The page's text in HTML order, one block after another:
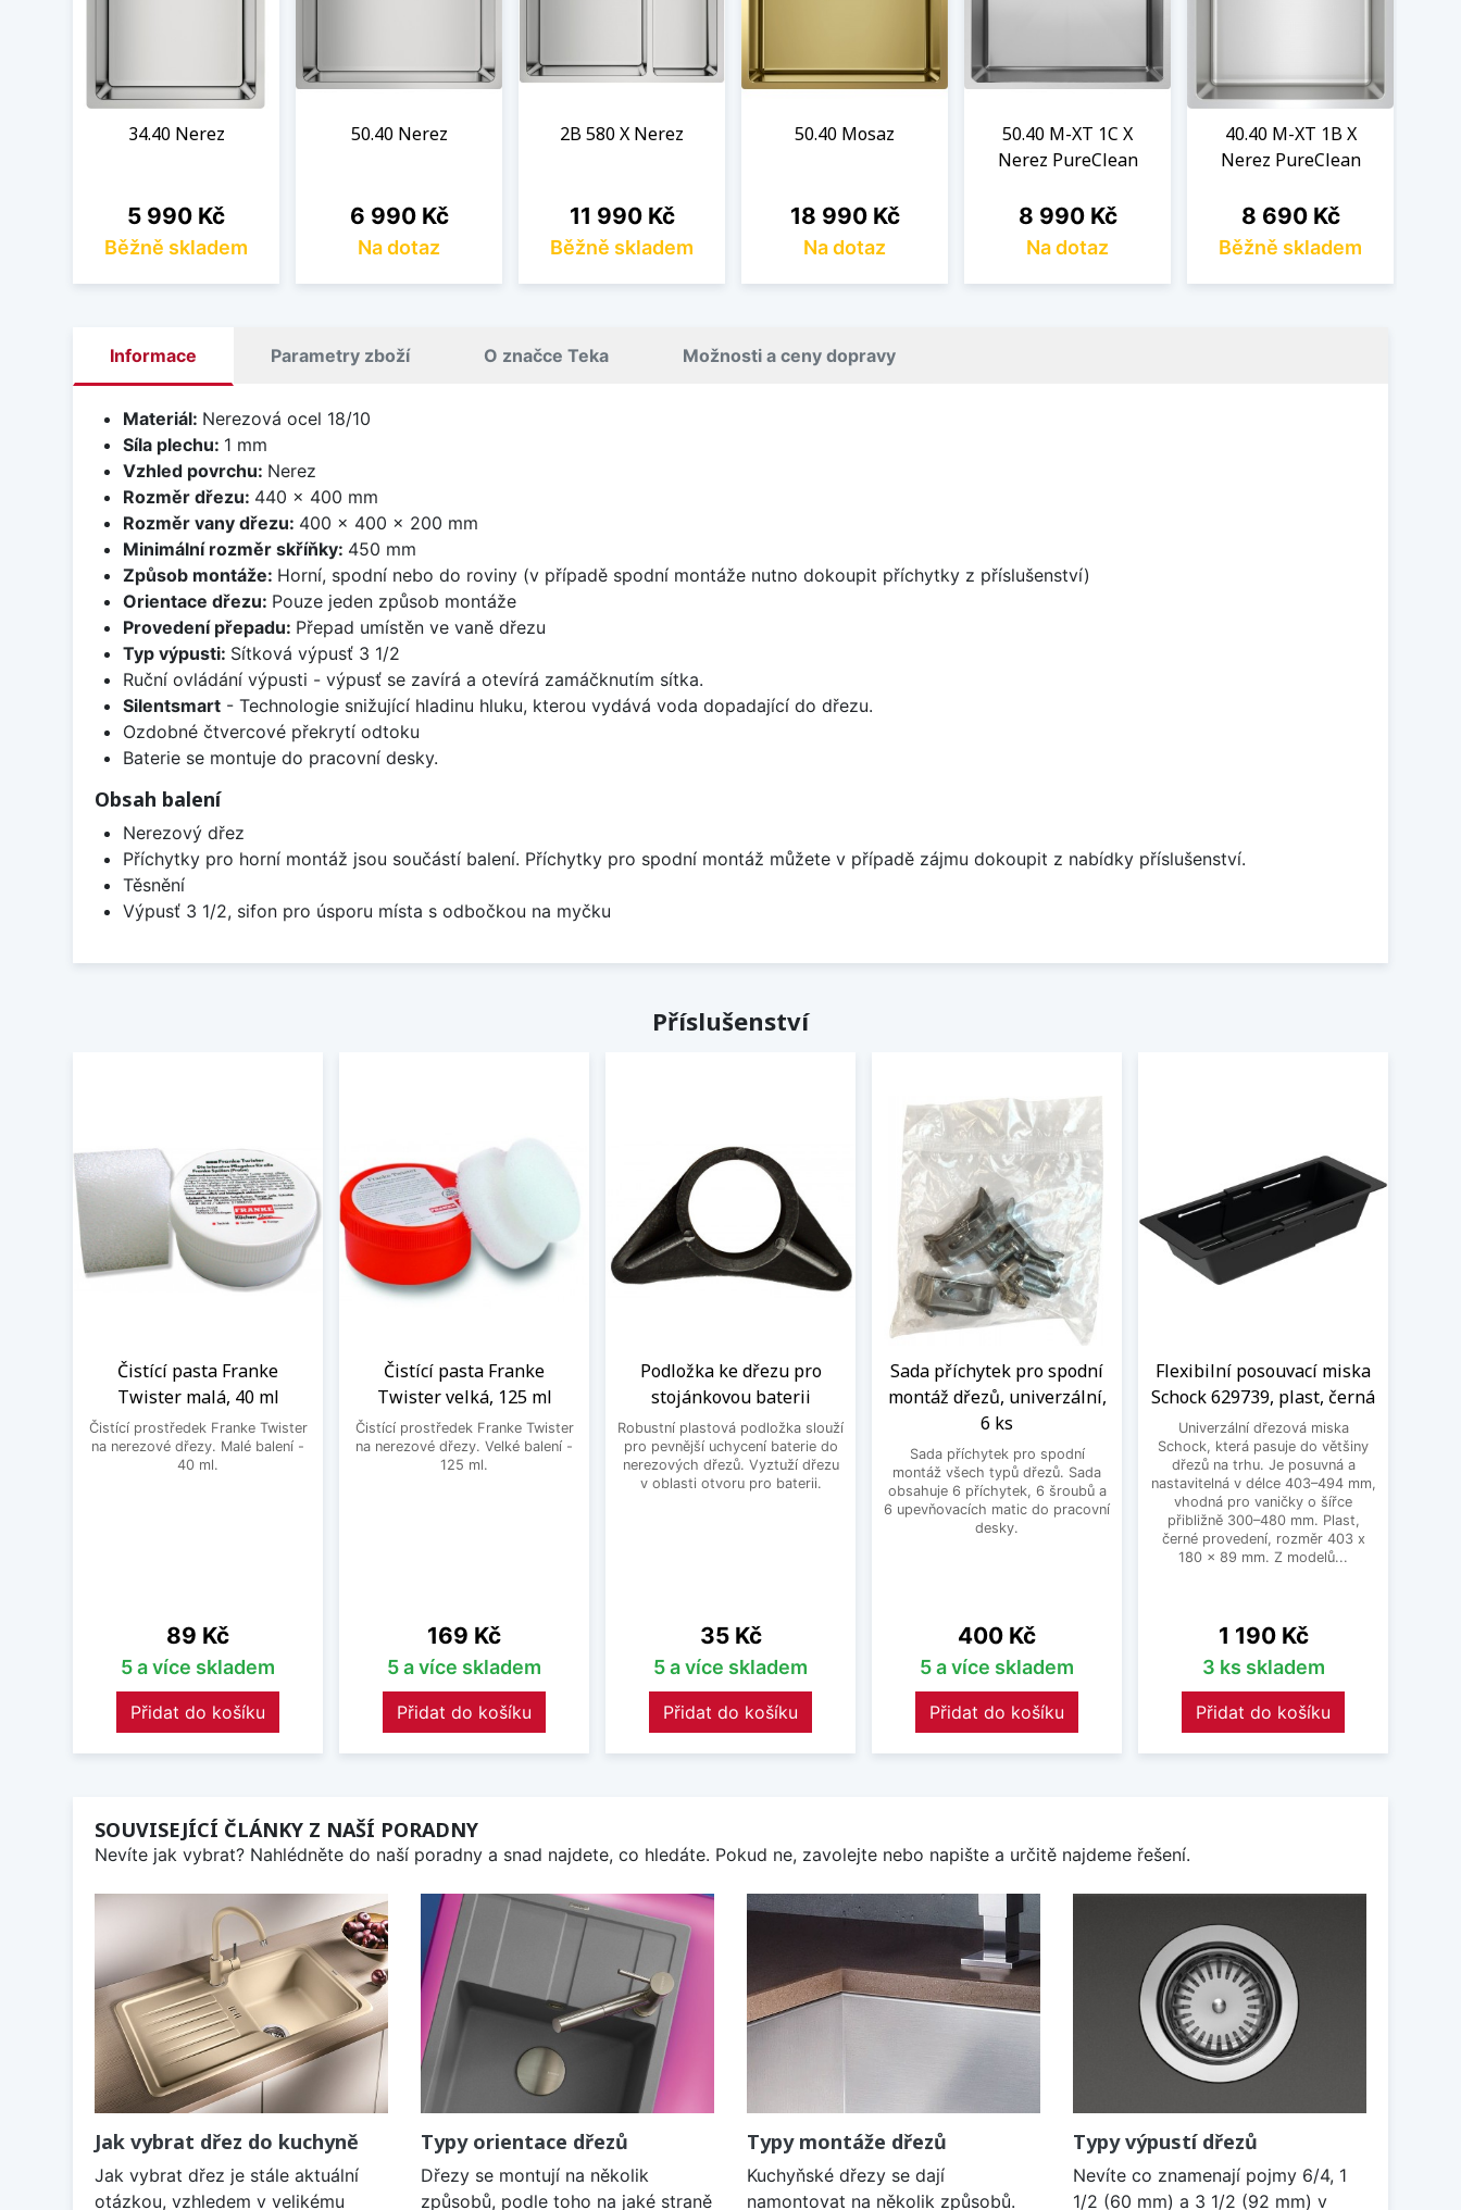
34.40 Nerez
Cena
5 990 Kč
Běžně skladem
50.40 Nerez
Cena
6 990 Kč
Na dotaz
2B 580 X Nerez
Cena
11 990 Kč
Běžně skladem
50.40 Mosaz
Cena
18 990 Kč
Na dotaz
50.40 M-XT 1C X
Nerez PureClean
Cena
8 990 Kč
Na dotaz
40.40 M-XT 1B X
Nerez PureClean
Cena
8 690 Kč
Běžně skladem
Informace Parametry zboží O značce Teka Možnosti a ceny dopravy
Materiál: Nerezová ocel 18/10
Síla plechu: 1 mm
Vzhled povrchu: Nerez
Rozměr dřezu: 440 x 400 mm
Rozměr vany dřezu: 400 x 400 x 200 mm
Minimální rozměr skříňky: 450 mm
Způsob montáže: Horní, spodní nebo do roviny (v případě spodní montáže nutno dokoupit příchytky z příslušenství)
Orientace dřezu: Pouze jeden způsob montáže
Provedení přepadu: Přepad umístěn ve vaně dřezu
Typ výpusti: Sítková výpusť 3 1/2
Ruční ovládání výpusti - výpusť se zavírá a otevírá zamáčknutím sítka.
Silentsmart- Technologie snižující hladinu hluku, kterou vydává voda dopadající do dřezu.
Ozdobné čtvercové překrytí odtoku
Baterie se montuje do pracovní desky.
Obsah balení
Nerezový dřez
Příchytky pro horní montáž jsou součástí balení. Příchytky pro spodní montáž můžete v případě zájmu dokoupit z nabídky příslušenství.
Těsnění
Výpusť 3 1/2, sifon pro úsporu místa s odbočkou na myčku
Příslušenství
Čistící pasta Franke
Twister malá, 40 ml
Čistící prostředek Franke Twister
na nerezové dřezy. Malé balení -
40 ml.
Cena
89 Kč
5 a více skladem
Přidat do košíku
Čistící pasta Franke
Twister velká, 125 ml
Čistící prostředek Franke Twister
na nerezové dřezy. Velké balení -
125 ml.
Cena
169 Kč
5 a více skladem
Přidat do košíku
Podložka ke dřezu pro
stojánkovou baterii
Robustní plastová podložka slouží
pro pevnější uchycení baterie do
nerezových dřezů. Vyztuží dřezu
v oblasti otvoru pro baterii.
Cena
35 Kč
5 a více skladem
Přidat do košíku
Sada příchytek pro spodní
montáž dřezů, univerzální,
6 ks
Sada příchytek pro spodní
montáž všech typů dřezů. Sada
obsahuje 6 příchytek, 6 šroubů a
6 upevňovacích matic do pracovní
desky.
Cena
400 Kč
5 a více skladem
Přidat do košíku
Flexibilní posouvací miska
Schock 629739, plast, černá
Univerzální dřezová miska
Schock, která pasuje do většiny
dřezů na trhu. Je posuvná a
nastavitelná v délce 403–494 mm,
vhodná pro vaničky o šířce
přibližně 300–480 mm. Plast,
černé provedení, rozměr 403 x
180 x 89 mm. Z modelů...
Cena
1 190 Kč
3 ks skladem
Přidat do košíku
SOUVISEJÍCÍ ČLÁNKY Z NAŠÍ PORADNY
Nevíte jak vybrat? Nahlédněte do naší poradny a snad najdete, co hledáte. Pokud ne, zavolejte nebo napište a určitě najdeme řešení.
Jak vybrat dřez do kuchyně
Jak vybrat dřez je stále aktuální
otázkou, vzhledem v velikému
Typy orientace dřezů
Dřezy se montují na několik
způsobů, podle toho na jaké straně
Typy montáže dřezů
Kuchyňské dřezy se dají
namontovat na několik způsobů.
Typy výpustí dřezů
Nevíte co znamenají pojmy 6/4, 1
1/2 (60 mm) a 3 1/2 (92 mm) v